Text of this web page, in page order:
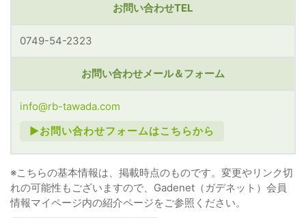
お問い合わせTEL
0749-54-2323
お問い合わせメール＆フォーム
info@rb-tawada.com
►お問い合わせフォームはこちらから
※こちらの基本情報は、掲載時点のものです。変更やリンク切
れの可能性もございますので、Gadenet（ガデネット）会員
情報マイページ内の紹介ページをご参照ください。